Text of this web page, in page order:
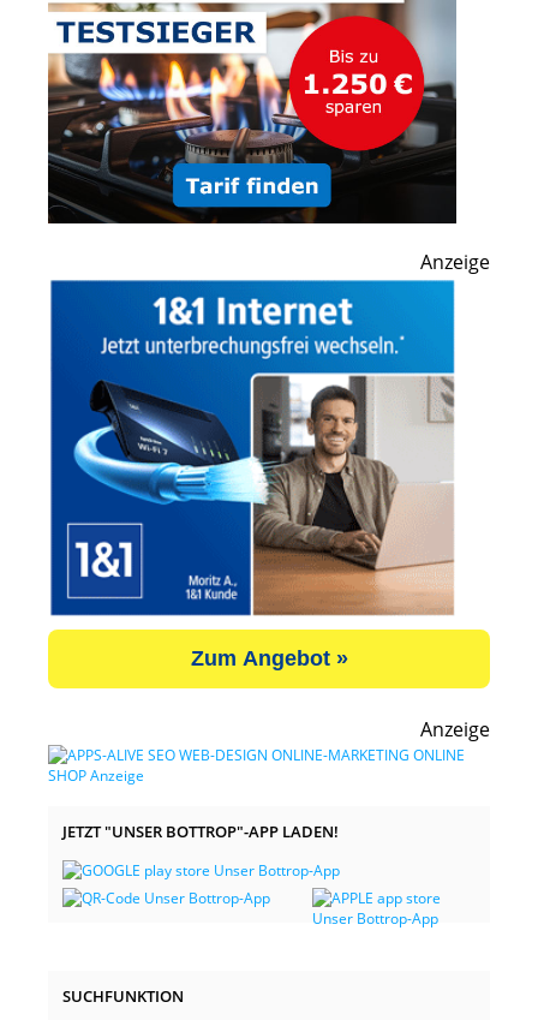
Anzeige
Zum Angebot »
Anzeige
JETZT "UNSER BOTTROP"-APP LADEN!
SUCHFUNKTION